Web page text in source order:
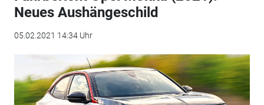
Neues Aushängeschild
05.02.2021 14:34 Uhr